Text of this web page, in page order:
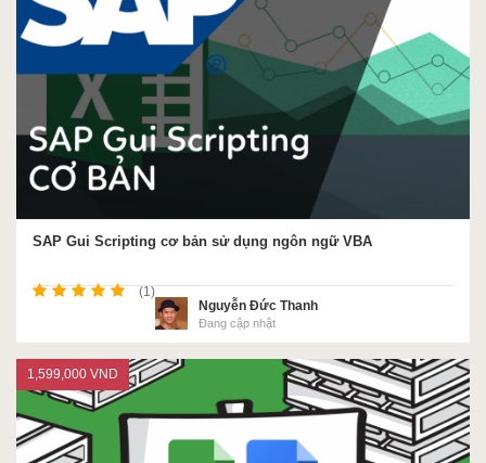
SAP Gui Scripting cơ bản sử dụng ngôn ngữ VBA
(1)
Nguyễn Đức Thanh
Đang cập nhật
1,599,000 VND